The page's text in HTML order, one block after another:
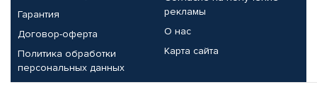
Гарантия
Договор-оферта
Политика обработки
персональных данных
рекламы
О нас
Карта сайта